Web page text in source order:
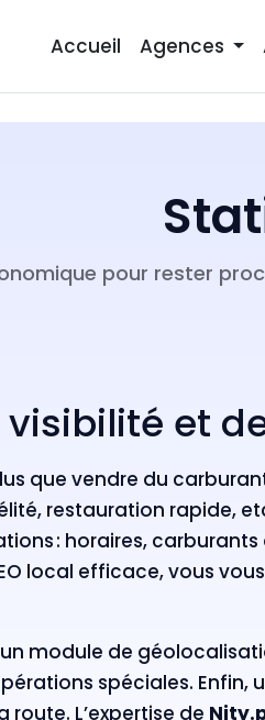
Accueil Agences
pour rester
visibilité et
que vendre du
restauration rapide,
: horaires,
local efficace, vous
module de
spéciales.
L’expertise de